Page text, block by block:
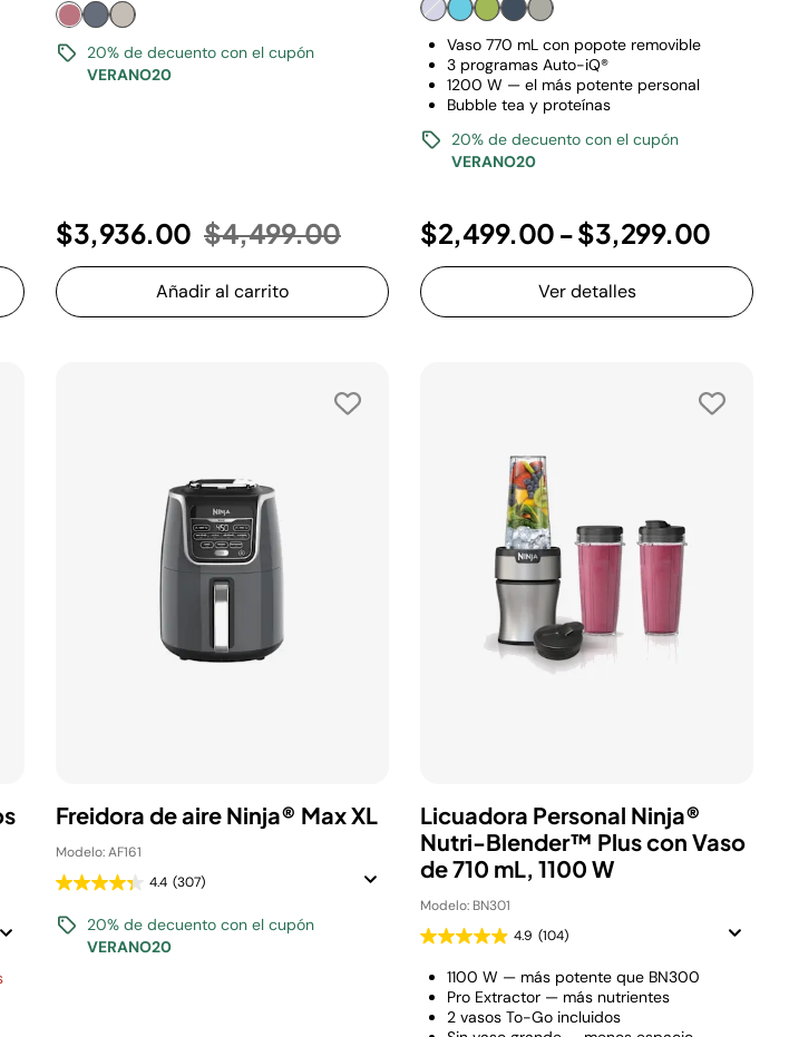
de
20% de decuento con el cupón
VERANO20
$3,936.00 Precio reducido de
$4,499.00a
Añadir al carrito
Vaso 770 mL con popote removible
3 programas Auto-iQ®
1200 W — el más potente personal
Bubble tea y proteínas
20% de decuento con el cupón
VERANO20
$2,499.00 -$3,299.00
Ver detalles
Freidora de aire Ninja® Max XL
Modelo: AF161
4.4 (307)
20% de decuento con el cupón
VERANO20
Licuadora Personal Ninja®
Nutri-Blender™ Plus con Vaso
de 710 mL, 1100 W
Modelo: BN301
4.9 (104)
1100 W — más potente que BN300
Pro Extractor — más nutrientes
2 vasos To-Go incluidos